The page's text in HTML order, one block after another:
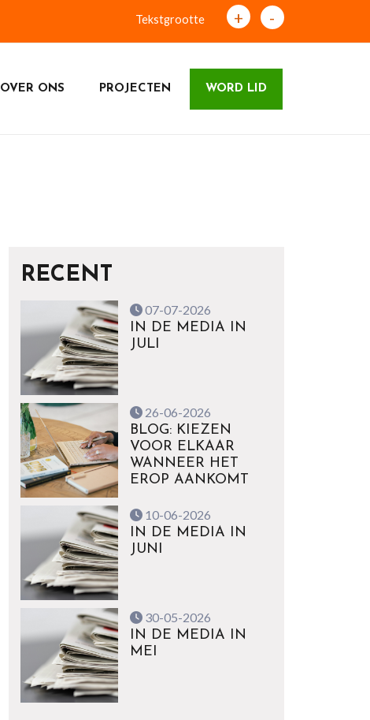
Tekstgrootte + -
OVER ONS PROJECTEN WORD LID
RECENT
07-07-2026
IN DE MEDIA IN
JULI
26-06-2026
BLOG: KIEZEN
VOOR ELKAAR
WANNEER HET
EROP AANKOMT
10-06-2026
IN DE MEDIA IN
JUNI
30-05-2026
IN DE MEDIA IN
MEI